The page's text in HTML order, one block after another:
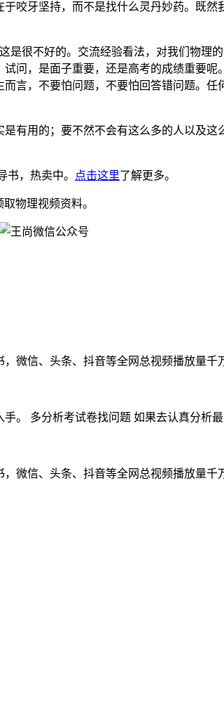
咬牙坚持，而不是找什么灵丹妙药。既
很不好的。交流经验看法，对我们物理
问，是面子重要，还是高考的成绩重要
言，不要怕问题，不要怕回答错问题。
有用的；要不然不会有这么多的人以及这
，热卖中。 点击这里了解更多。
物理视频资料。
微信、头条、抖音等全网总视频播放量千
。 多分析考试卷找问题 如果去认真分析
微信、头条、抖音等全网总视频播放量千